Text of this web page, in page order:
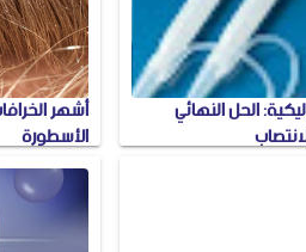
الحل النهائي أشهر
الأسطورة